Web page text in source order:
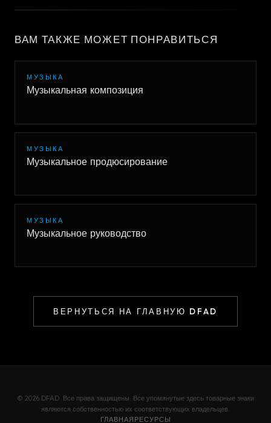
ВАМ ТАКЖЕ МОЖЕТ ПОНРАВИТЬСЯ
МУЗЫКА
Музыкальная композиция
МУЗЫКА
Музыкальное продюсирование
МУЗЫКА
Музыкальное руководство
ВЕРНУТЬСЯ НА ГЛАВНУЮ DFAD
© 2026 DFAD. Все права защищены. Все упомянутые здесь товарные знаки
являются собственностью их соответствующих владельцев.
ГЛАВНАЯ РЕСУРСЫ